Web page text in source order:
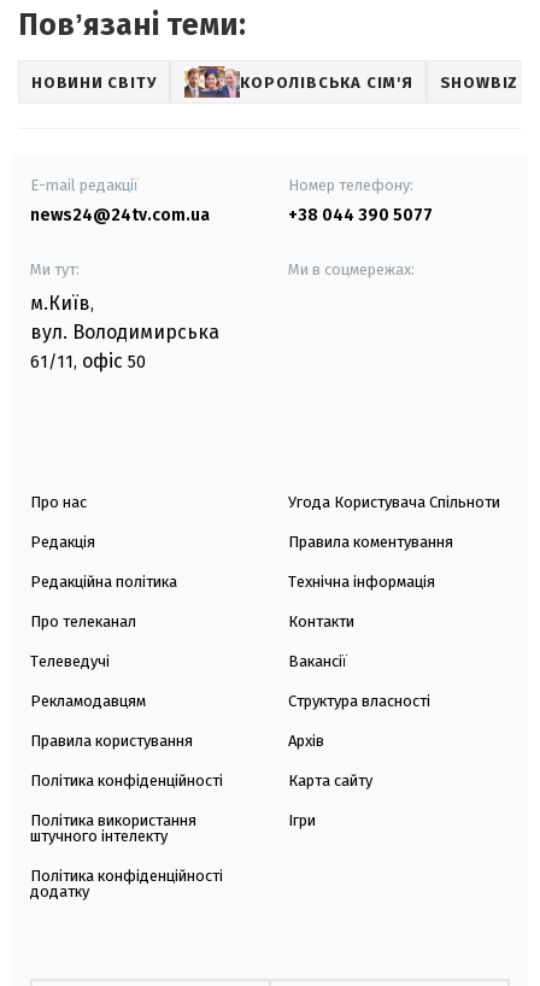
Повʼязані теми:
НОВИНИ СВІТУ КОРОЛІВСЬКА СІМ'Я SHOWBIZ
E-mail редакції
news24@24tv.com.ua
Номер телефону:
+38 044 390 5077
Ми тут:
м.Київ,
вул. Володимирська
61/11, офіс 50
Ми в соцмережах:
Про нас
Редакція
Редакційна політика
Про телеканал
Телеведучі
Рекламодавцям
Правила користування
Політика конфіденційності
Політика використання
штучного інтелекту
Політика конфіденційності
додатку
Угода Користувача Спільноти
Правила коментування
Технічна інформація
Контакти
Вакансії
Структура власності
Архів
Карта сайту
Ігри